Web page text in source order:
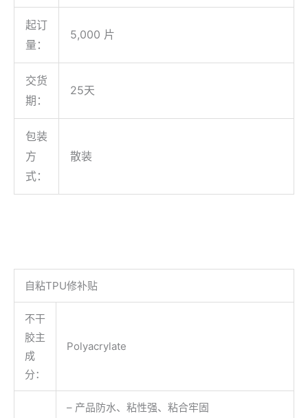
起订
量：
5,000 片
交货
期：
25天
包装
方
式：
散装
自粘TPU修补贴
不干
胶主
成
分：
Polyacrylate
– 产品防水、粘性强、粘合牢固